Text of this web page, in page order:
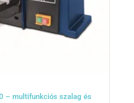
– multifunkciós szalag és